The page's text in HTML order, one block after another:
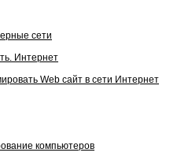
сети
Интернет
Web сайт в сети Интернет
компьютеров